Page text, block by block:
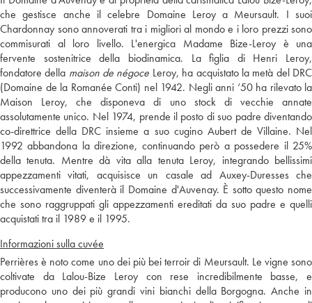
che gestisce anche il celebre Domaine Leroy a Meursault. I suoi
Chardonnay sono annoverati tra i migliori al mondo e i loro prezzi sono
commisurati al loro livello. L'energica Madame Bize-Leroy è una
fervente sostenitrice della biodinamica. La figlia di Henri Leroy,
fondatore della maison de négoce Leroy, ha acquistato la metà del DRC
(Domaine de la Romanée Conti) nel 1942. Negli anni ‘50 ha rilevato la
Maison Leroy, che disponeva di uno stock di vecchie annate
assolutamente unico. Nel 1974, prende il posto di suo padre diventando
co-direttrice della DRC insieme a suo cugino Aubert de Villaine. Nel
1992 abbandona la direzione, continuando però a possedere il 25%
della tenuta. Mentre dà vita alla tenuta Leroy, integrando bellissimi
appezzamenti vitati, acquisisce un casale ad Auxey-Duresses che
successivamente diventerà il Domaine d'Auvenay. È sotto questo nome
che sono raggruppati gli appezzamenti ereditati da suo padre e quelli
acquistati tra il 1989 e il 1995.
Informazioni sulla cuvée
Perrières è noto come uno dei più bei terroir di Meursault. Le vigne sono
coltivate da Lalou-Bize Leroy con rese incredibilmente basse, e
producono uno dei più grandi vini bianchi della Borgogna. Anche in